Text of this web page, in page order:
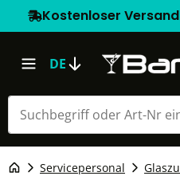
Kostenloser
DE
Servicepersonal